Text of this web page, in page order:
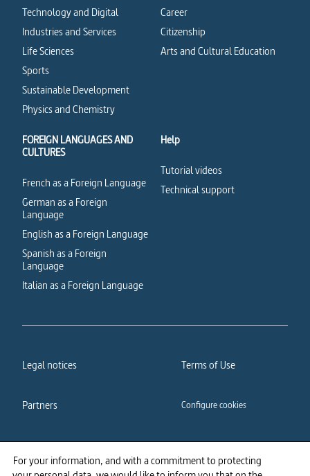
For your information, and with a commitment to protecting
Technology and Digital
Industries and Services
Life Sciences
Sports
Sustainable Development
Physics and Chemistry
Career
Citizenship
Arts and Cultural Education
FOREIGN LANGUAGES AND
CULTURES
French as a Foreign Language
German as a Foreign
Language
English as a Foreign Language
Spanish as a Foreign
Language
Italian as a Foreign Language
Help
Tutorial videos
Technical support
Legal notices Terms of Use
Partners Configure cookies
Cookies policy Privacy policy